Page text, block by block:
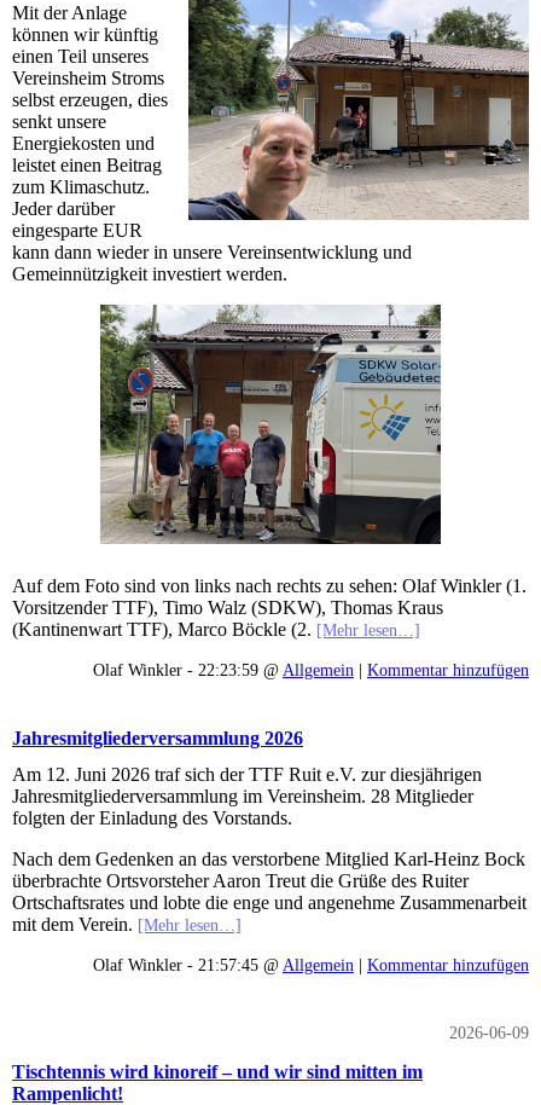
Mit der Anlage
können wir künftig
einen Teil unseres
Vereinsheim Stroms
selbst erzeugen, dies
senkt unsere
Energiekosten und
leistet einen Beitrag
zum Klimaschutz.
Jeder darüber
eingesparte EUR
kann dann wieder in unsere Vereinsentwicklung und
Gemeinnützigkeit investiert werden.
Auf dem Foto sind von links nach rechts zu sehen: Olaf Winkler (1.
Vorsitzender TTF), Timo Walz (SDKW), Thomas Kraus
(Kantinenwart TTF), Marco Böckle (2. [Mehr lesen…]
Olaf Winkler - 22:23:59 @ Allgemein | Kommentar hinzufügen
Jahresmitgliederversammlung 2026
Am 12. Juni 2026 traf sich der TTF Ruit e.V. zur diesjährigen
Jahresmitgliederversammlung im Vereinsheim. 28 Mitglieder
folgten der Einladung des Vorstands.
Nach dem Gedenken an das verstorbene Mitglied Karl-Heinz Bock
überbrachte Ortsvorsteher Aaron Treut die Grüße des Ruiter
Ortschaftsrates und lobte die enge und angenehme Zusammenarbeit
mit dem Verein. [Mehr lesen…]
Olaf Winkler - 21:57:45 @ Allgemein | Kommentar hinzufügen
2026-06-09
Tischtennis wird kinoreif – und wir sind mitten im
Rampenlicht!